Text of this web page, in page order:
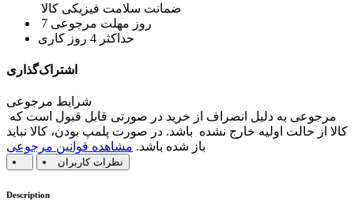
ضمانت سلامت فیزیکی کالا
7 روز مهلت مرجوعی
حداکثر 4 روز کاری
اشتراک‌گذاری
شرایط مرجوعی
کالا از حالت اولیه خارج نشده باشد. در صورت پلمپ بودن، کالا نباید
باز شده باشد. مشاهده قوانین مرجوعی
نظرات کاربران
Description